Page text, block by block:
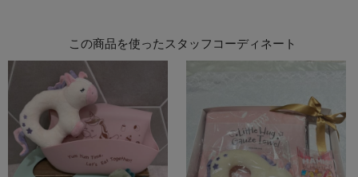
この商品を使ったスタッフコーディネート